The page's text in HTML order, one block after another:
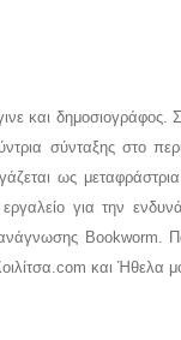
και
σύνταξης στο
ως
για την
Bookworm.
και